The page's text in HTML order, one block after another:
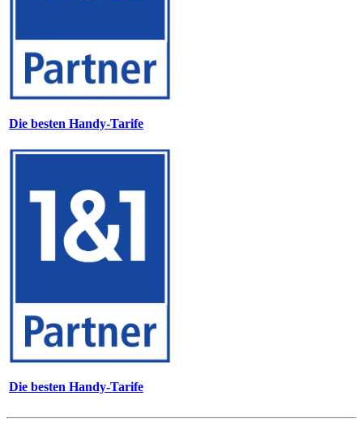
Die besten Handy-Tarife
Die besten Handy-Tarife